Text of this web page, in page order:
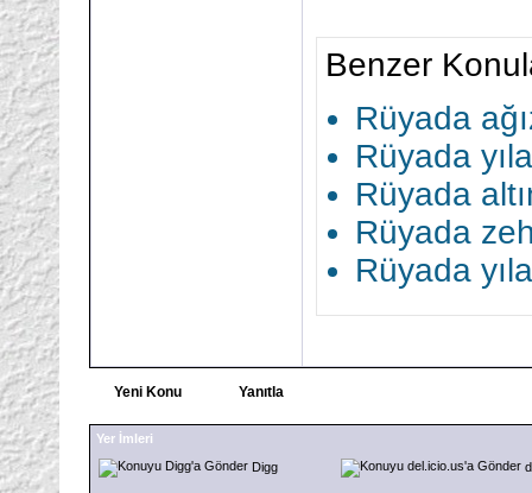
Benzer
Rüyada
Rüyada
Rüyada
Rüyada
Rüyada
Yeni Konu Yanıtla
Yer İmleri
Digg